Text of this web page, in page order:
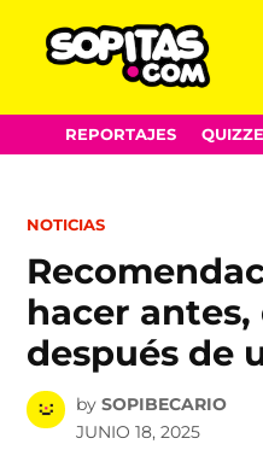
Skip
to
REPORTAJES
POSTED
NOTICIAS
hacer
después de
by SOPIBECARIO
JUNIO 18, 2025